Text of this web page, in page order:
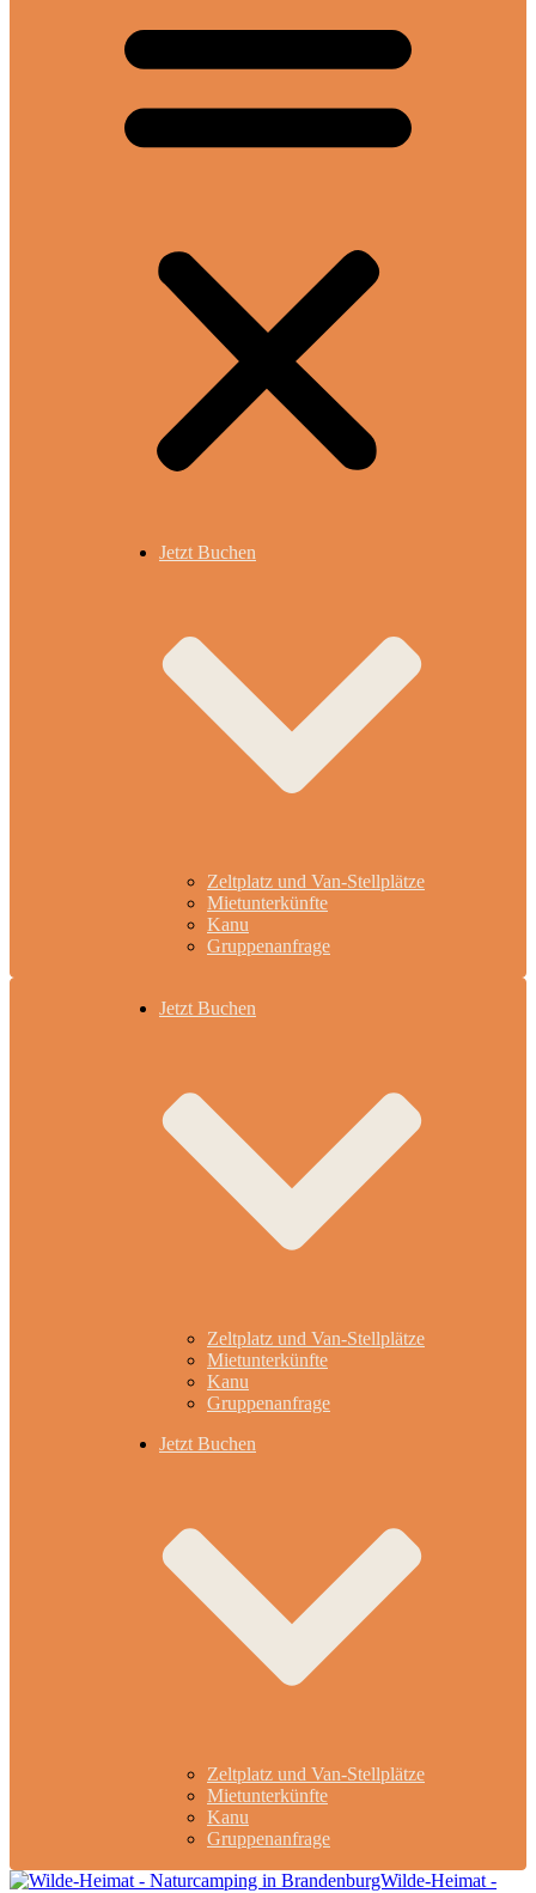
Jetzt Buchen
Zeltplatz und Van-Stellplätze
Mietunterkünfte
Kanu
Gruppenanfrage
Jetzt Buchen
Zeltplatz und Van-Stellplätze
Mietunterkünfte
Kanu
Gruppenanfrage
Jetzt Buchen
Zeltplatz und Van-Stellplätze
Mietunterkünfte
Kanu
Gruppenanfrage